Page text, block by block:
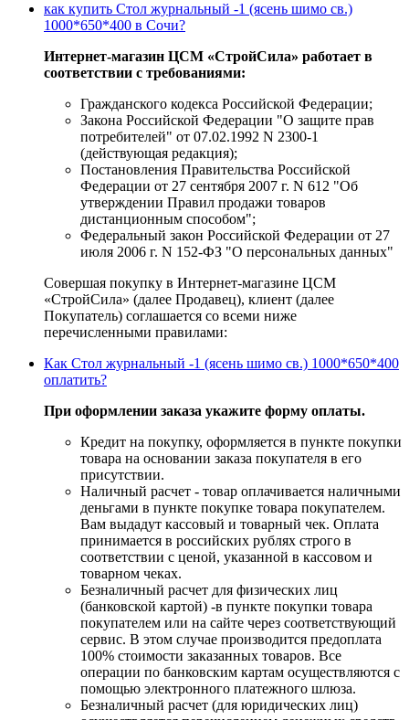
как купить Стол журнальный -1 (ясень шимо св.)
1000*650*400 в Сочи?
Интернет-магазин ЦСМ «СтройСила» работает в
соответствии с требованиями:
Гражданского кодекса Российской Федерации;
Закона Российской Федерации "О защите прав
потребителей" от 07.02.1992 N 2300-1
(действующая редакция);
Постановления Правительства Российской
Федерации от 27 сентября 2007 г. N 612 "Об
утверждении Правил продажи товаров
дистанционным способом";
Федеральный закон Российской Федерации от 27
июля 2006 г. N 152-ФЗ "О персональных данных"
Совершая покупку в Интернет-магазине ЦСМ
«СтройСила» (далее Продавец), клиент (далее
Покупатель) соглашается со всеми ниже
перечисленными правилами:
Как Стол журнальный -1 (ясень шимо св.) 1000*650*400
оплатить?
При оформлении заказа укажите форму оплаты.
Кредит на покупку, оформляется в пункте покупки
товара на основании заказа покупателя в его
присутствии.
Наличный расчет - товар оплачивается наличными
деньгами в пункте покупке товара покупателем.
Вам выдадут кассовый и товарный чек. Оплата
принимается в российских рублях строго в
соответствии с ценой, указанной в кассовом и
товарном чеках.
Безналичный расчет для физических лиц
(банковской картой) -в пункте покупки товара
покупателем или на сайте через соответствующий
сервис. В этом случае производится предоплата
100% стоимости заказанных товаров. Все
операции по банковским картам осуществляются с
помощью электронного платежного шлюза.
Безналичный расчет (для юридических лиц)